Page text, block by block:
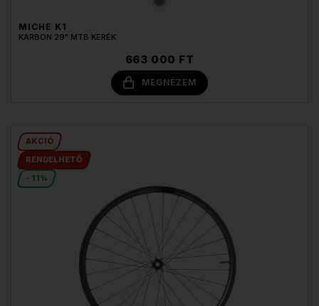
MICHE K1
KARBON 29" MTB KERÉK
663 000 FT
MEGNÉZEM
AKCIÓ
RENDELHETŐ
- 11%